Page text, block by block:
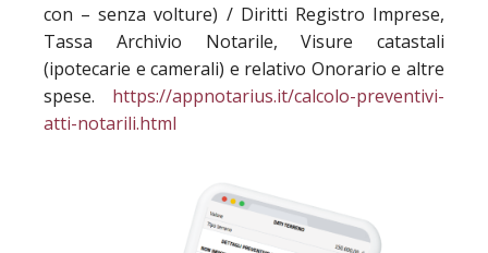
con – senza volture) / Diritti Registro Imprese,
Tassa Archivio Notarile, Visure catastali
(ipotecarie e camerali) e relativo Onorario e altre
spese. https://appnotarius.it/calcolo-preventivi-
atti-notarili.html